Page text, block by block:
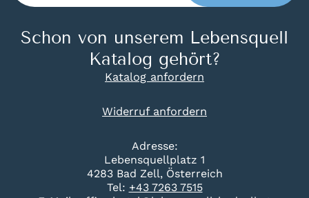
Adresse:
Lebensquellplatz 1
4283 Bad Zell, Österreich
Tel: +43 7263 7515
Schon von unserem Lebensquell
Katalog gehört?
Katalog anfordern
Widerruf anfordern